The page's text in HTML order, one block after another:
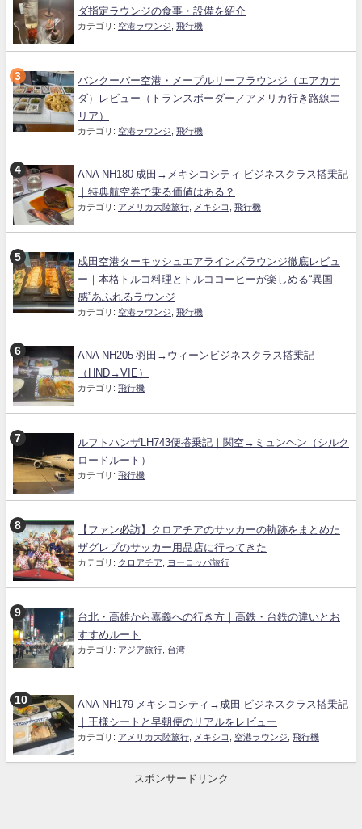
ダ指定ラウンジの食事・設備を紹介
カテゴリ: 空港ラウンジ, 飛行機
バンクーバー空港・メープルリーフラウンジ（エアカナ
ダ）レビュー（トランスボーダー／アメリカ行き路線エ
リア）
カテゴリ: 空港ラウンジ, 飛行機
ANA NH180 成田→メキシコシティ ビジネスクラス搭乗記
｜特典航空券で乗る価値はある？
カテゴリ: アメリカ大陸旅行, メキシコ , 飛行機
成田空港ターキッシュエアラインズラウンジ徹底レビュ
ー｜本格トルコ料理とトルココーヒーが楽しめる“異国
感”あふれるラウンジ
カテゴリ: 空港ラウンジ, 飛行機
ANA NH205 羽田→ウィーンビジネスクラス搭乗記
（HND→VIE）
カテゴリ: 飛行機
ルフトハンザLH743便搭乗記｜関空→ミュンヘン（シルク
ロードルート）
カテゴリ: 飛行機
【ファン必訪】クロアチアのサッカーの軌跡をまとめた
ザグレブのサッカー用品店に行ってきた
カテゴリ: クロアチア, ヨーロッパ旅行
台北・高雄から嘉義への行き方｜高鉄・台鉄の違いとお
すすめルート
カテゴリ: アジア旅行, 台湾
ANA NH179 メキシコシティ→成田 ビジネスクラス搭乗記
｜王様シートと早朝便のリアルをレビュー
カテゴリ: アメリカ大陸旅行, メキシコ , 空港ラウンジ, 飛行機
スポンサードリンク